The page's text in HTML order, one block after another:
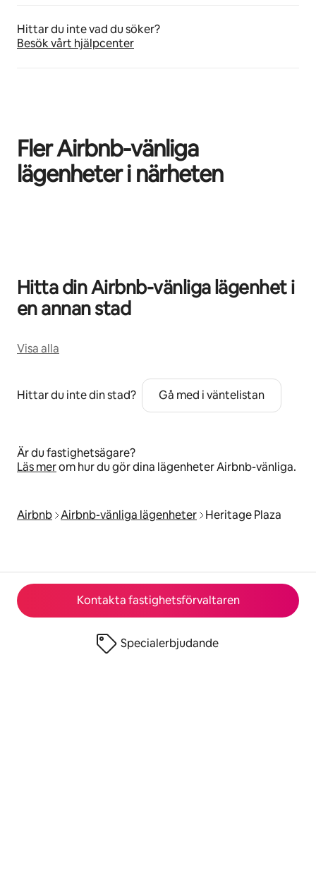
Kontakta fastighetsförvaltaren
Specialerbjudande
Hittar du inte vad du söker?
Besök vårt hjälpcenter
Fler Airbnb-vänliga
lägenheter i närheten
Hitta din Airbnb-vänliga lägenhet i
en annan stad
Visa alla
Hittar du inte din stad? Gå med i väntelistan
Är du fastighetsägare?
Läs merom hur du gör dina lägenheter Airbnb-vänliga.
Airbnb Airbnb-vänliga lägenheter Heritage Plaza